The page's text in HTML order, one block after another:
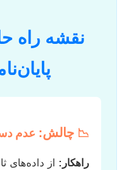
نقشه راه
📉 چالش: عدم
راهکار: از داده‌های